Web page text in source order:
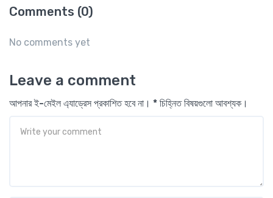
Comments (0)
No comments yet
Leave a comment
আপনার ই-মেইল এ্যাড্রেস প্রকাশিত হবে না। * চিহ্নিত বিষয়গুলো আবশ্যক।